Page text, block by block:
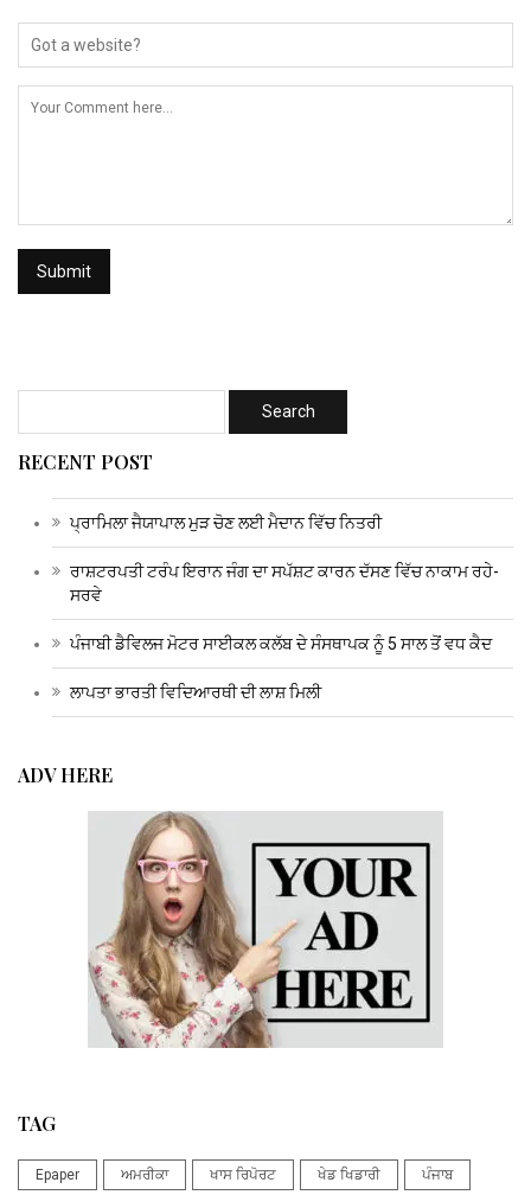
RECENT POST
ਪ੍ਰਾਮਿਲਾ ਜੈਯਾਪਾਲ ਮੁੜ ਚੋਣ ਲਈ ਮੈਦਾਨ ਵਿੱਚ ਨਿਤਰੀ
ਰਾਸ਼ਟਰਪਤੀ ਟਰੰਪ ਇਰਾਨ ਜੰਗ ਦਾ ਸਪੱਸ਼ਟ ਕਾਰਨ ਦੱਸਣ ਵਿੱਚ ਨਾਕਾਮ ਰਹੇ-
ਸਰਵੇ
ਪੰਜਾਬੀ ਡੈਵਿਲਜ ਮੋਟਰ ਸਾਈਕਲ ਕਲੱਬ ਦੇ ਸੰਸਥਾਪਕ ਨੂੰ 5 ਸਾਲ ਤੋਂ ਵਧ ਕੈਦ
ਲਾਪਤਾ ਭਾਰਤੀ ਵਿਦਿਆਰਥੀ ਦੀ ਲਾਸ਼ ਮਿਲੀ
ADV HERE
TAG
Epaper ਅਮਰੀਕਾ ਖਾਸ ਰਿਪੋਰਟ ਖੇਡ ਖਿਡਾਰੀ ਪੰਜਾਬ